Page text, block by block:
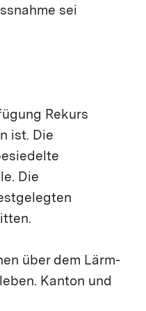
sei
Rekurs
ist. Die
Die
über dem Lärm-
Kanton und